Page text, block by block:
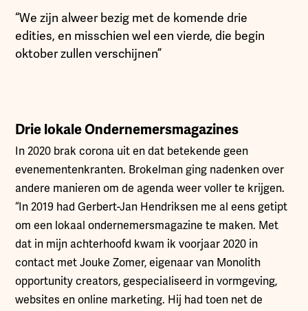
“We zijn alweer bezig met de komende drie
edities, en misschien wel een vierde, die begin
oktober zullen verschijnen”
Drie lokale Ondernemersmagazines
In 2020 brak corona uit en dat betekende geen
evenementenkranten. Brokelman ging nadenken over
andere manieren om de agenda weer voller te krijgen.
“In 2019 had Gerbert-Jan Hendriksen me al eens getipt
om een lokaal ondernemersmagazine te maken. Met
dat in mijn achterhoofd kwam ik voorjaar 2020 in
contact met Jouke Zomer, eigenaar van Monolith
opportunity creators, gespecialiseerd in vormgeving,
websites en online marketing. Hij had toen net de